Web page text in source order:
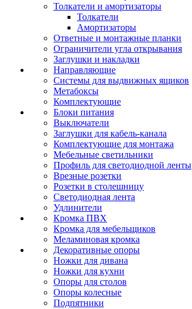
Толкатели и амортизаторы
Толкатели
Амортизаторы
Ответные и монтажные планки
Ограничители угла открывания
Заглушки и накладки
Направляющие
Системы для выдвижных ящиков
Метабоксы
Комплектующие
Блоки питания
Выключатели
Заглушки для кабель-канала
Комплектующие для монтажа
Мебельные светильники
Профиль для светодиодной ленты
Врезные розетки
Розетки в столешницу
Светодиодная лента
Удлинители
Кромка ПВХ
Кромка для мебельщиков
Меламиновая кромка
Декоративные опоры
Ножки для дивана
Ножки для кухни
Опоры для столов
Опоры колесные
Подпятники